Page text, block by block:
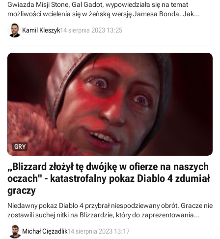
Gwiazda Misji Stone, Gal Gadot, wypowiedziała się na temat
możliwości wcielenia się w żeńską wersję Jamesa Bonda. Jak
aktorka zapatruje się na taki pomysł?
Kamil Kleszyk14 sierpnia 2023 13:25
GRY
„Blizzard złożył tę dwójkę w ofierze na naszych
oczach" - katastrofalny pokaz Diablo 4 zdumiał
graczy
Niedawny pokaz Diablo 4 przybrał niespodziewany obrót. Gracze nie
zostawili suchej nitki na Blizzardzie, który do zaprezentowania
nowych funkcji oddelegował deweloperów niespecjalnie
wiedzących, jak to zrobić.
Michał Ciężadlik14 sierpnia 2023 13:17